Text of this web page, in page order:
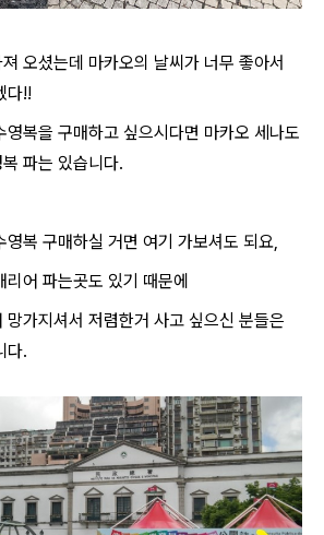
오셨는데 마카오의 날씨가 너무 좋아서
다!!
영복을 구매하고 싶으시다면 마카오 세나도
파는 있습니다.
영복 구매하실 거면 여기 가보셔도 되요,
리어 파는곳도 있기 때문에
망가지셔서 저렴한거 사고 싶으신 분들은
다.